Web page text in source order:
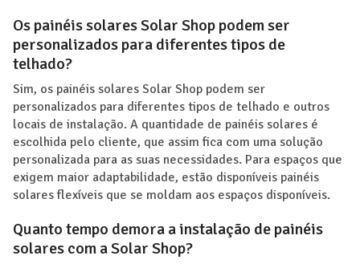
Os painéis solares Solar Shop podem ser
personalizados para diferentes tipos de
telhado?
Sim, os painéis solares Solar Shop podem ser
personalizados para diferentes tipos de telhado e outros
locais de instalação. A quantidade de painéis solares é
escolhida pelo cliente, que assim fica com uma solução
personalizada para as suas necessidades. Para espaços que
exigem maior adaptabilidade, estão disponíveis painéis
solares flexíveis que se moldam aos espaços disponíveis.
Quanto tempo demora a instalação de painéis
solares com a Solar Shop?